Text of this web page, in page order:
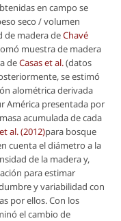
en campo se
seco / volumen
de madera deChavé
muestra de madera
deCasaset al.(datos
se estimó
alométrica derivada
América presentada por
acumulada de cada
et al. (2012)para bosque
cuenta el diámetro a la
de la madera y,
para estimar
y variabilidad con
por ellos. Con los
el cambio de